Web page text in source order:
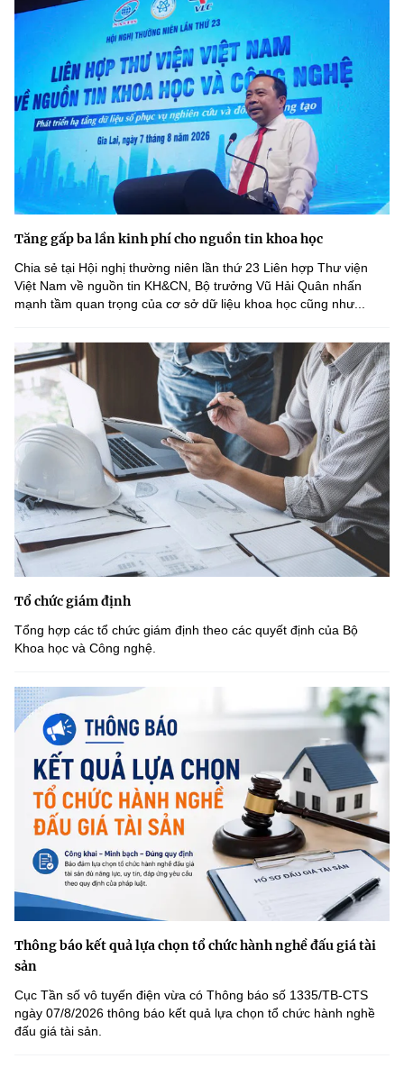
Tăng gấp ba lần kinh phí cho nguồn tin khoa học
Chia sẻ tại Hội nghị thường niên lần thứ 23 Liên hợp Thư viện
Việt Nam về nguồn tin KH&CN, Bộ trưởng Vũ Hải Quân nhấn
mạnh tầm quan trọng của cơ sở dữ liệu khoa học cũng như...
Tổ chức giám định
Tổng hợp các tổ chức giám định theo các quyết định của Bộ
Khoa học và Công nghệ.
Thông báo kết quả lựa chọn tổ chức hành nghề đấu giá tài
sản
Cục Tần số vô tuyến điện vừa có Thông báo số 1335/TB-CTS
ngày 07/8/2026 thông báo kết quả lựa chọn tổ chức hành nghề
đấu giá tài sản.